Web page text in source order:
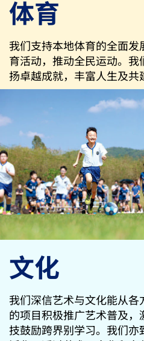
体育
我们支持本地体育的全面
育活动，推动全民运动。
扬卓越成就，丰富人生及共
文化
我们深信艺术与文化能从
的项目积极推广艺术普及
技鼓励跨界别学习。我们